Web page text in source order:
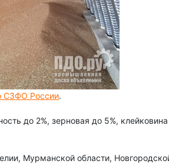
СЗФО России.
до 2%, зерновая до 5%, клейковина
Мурманской области,